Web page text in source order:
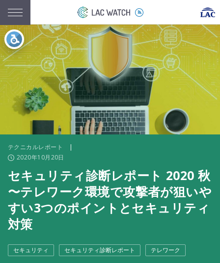
テクニカルレポート
|
2020年10月20日
セキュリティ診断レポート 2020 秋
〜テレワーク環境で攻撃者が狙いや
すい3つのポイントとセキュリティ
対策
セキュリティ セキュリティ診断レポート テレワーク